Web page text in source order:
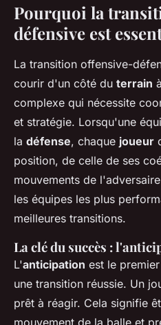
Pourquoi la
défensive est
La transition offensive-
courir d'un côté du terrain
complexe qui nécessite
et stratégie. Lorsqu'une
la défense, chaque joueur
position, de celle de ses
mouvements de
les équipes les plus
meilleures transitions.
La clé du succès :
L'anticipation est le
une transition réussie. Un
prêt à réagir. Cela signifie